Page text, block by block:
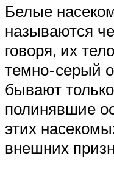
Белые
называются
говоря, их
темно-серый
бывают
полинявшие
этих
внешних